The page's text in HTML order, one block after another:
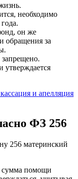
необходимо
он же
обращения за
утверждается
и апелляция
ФЗ 256
256 материнский
сумма помощи